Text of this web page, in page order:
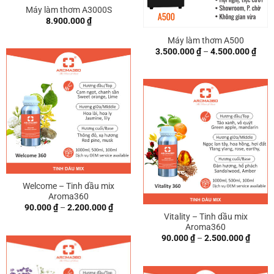
Máy làm thơm A3000S
8.900.000₫
Máy làm thơm A500
3.500.000₫ – 4.500.000₫
giá:
Welcome – Tinh dầu mix
Aroma360
90.000₫ – 2.200.000₫Khoảng
giá:
đến
2.200.000 ₫
Vitality – Tinh dầu mix
Aroma360
90.000₫ – 2.500.000₫
giá:
đến